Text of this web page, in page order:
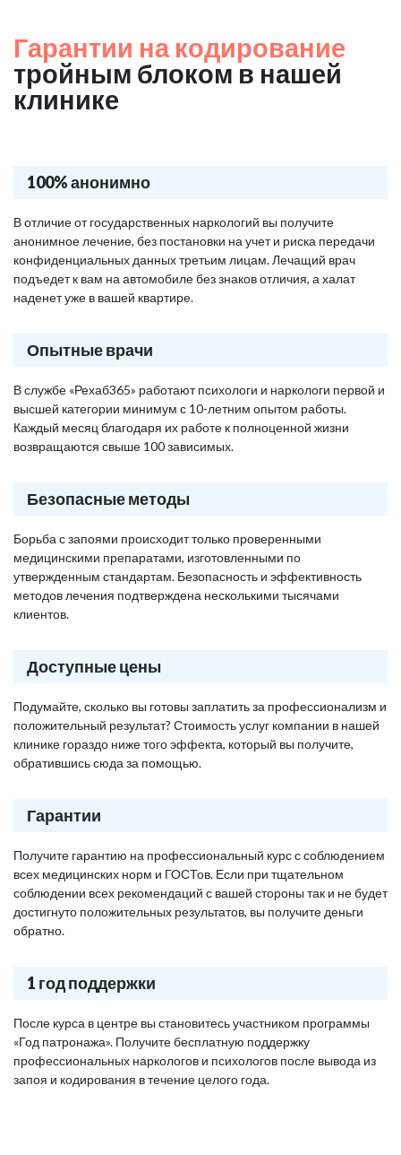
Гарантии на кодирование
тройным блоком в нашей
клинике
100% анонимно
В отличие от государственных наркологий вы получите
анонимное лечение, без постановки на учет и риска передачи
конфиденциальных данных третьим лицам. Лечащий врач
подъедет к вам на автомобиле без знаков отличия, а халат
наденет уже в вашей квартире.
Опытные врачи
В службе «Рехаб365» работают психологи и наркологи первой и
высшей категории минимум с 10-летним опытом работы.
Каждый месяц благодаря их работе к полноценной жизни
возвращаются свыше 100 зависимых.
Безопасные методы
Борьба с запоями происходит только проверенными
медицинскими препаратами, изготовленными по
утвержденным стандартам. Безопасность и эффективность
методов лечения подтверждена несколькими тысячами
клиентов.
Доступные цены
Подумайте, сколько вы готовы заплатить за профессионализм и
положительный результат? Стоимость услуг компании в нашей
клинике гораздо ниже того эффекта, который вы получите,
обратившись сюда за помощью.
Гарантии
Получите гарантию на профессиональный курс с соблюдением
всех медицинских норм и ГОСТов. Если при тщательном
соблюдении всех рекомендаций с вашей стороны так и не будет
достигнуто положительных результатов, вы получите деньги
обратно.
1 год поддержки
После курса в центре вы становитесь участником программы
«Год патронажа». Получите бесплатную поддержку
профессиональных наркологов и психологов после вывода из
запоя и кодирования в течение целого года.